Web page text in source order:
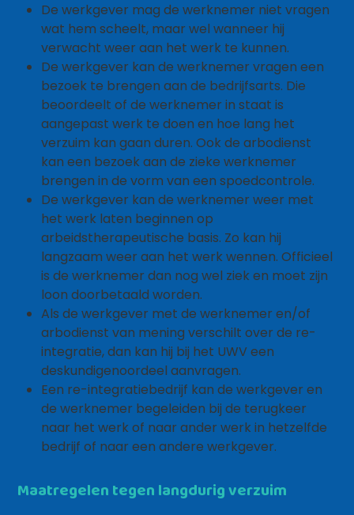
De werkgever mag de werknemer niet vragen
wat hem scheelt, maar wel wanneer hij
verwacht weer aan het werk te kunnen.
De werkgever kan de werknemer vragen een
bezoek te brengen aan de bedrijfsarts. Die
beoordeelt of de werknemer in staat is
aangepast werk te doen en hoe lang het
verzuim kan gaan duren. Ook de arbodienst
kan een bezoek aan de zieke werknemer
brengen in de vorm van een spoedcontrole.
De werkgever kan de werknemer weer met
het werk laten beginnen op
arbeidstherapeutische basis. Zo kan hij
langzaam weer aan het werk wennen. Officieel
is de werknemer dan nog wel ziek en moet zijn
loon doorbetaald worden.
Als de werkgever met de werknemer en/of
arbodienst van mening verschilt over de re-
integratie, dan kan hij bij het UWV een
deskundigenoordeel aanvragen.
Een re-integratiebedrijf kan de werkgever en
de werknemer begeleiden bij de terugkeer
naar het werk of naar ander werk in hetzelfde
bedrijf of naar een andere werkgever.
Maatregelen tegen langdurig verzuim